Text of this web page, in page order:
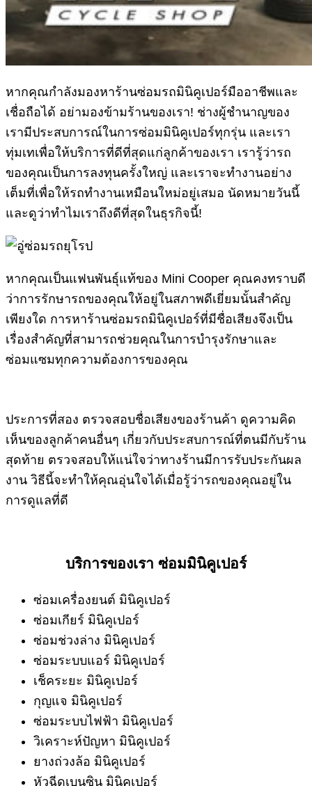
หากคุณกำลังมองหาร้านซ่อมรถมินิคูเปอร์มืออาชีพและ
เชื่อถือได้ อย่ามองข้ามร้านของเรา! ช่างผู้ชำนาญของ
เรามีประสบการณ์ในการซ่อมมินิคูเปอร์ทุกรุ่น และเรา
ทุ่มเทเพื่อให้บริการที่ดีที่สุดแก่ลูกค้าของเรา เรารู้ว่ารถ
ของคุณเป็นการลงทุนครั้งใหญ่ และเราจะทำงานอย่าง
เต็มที่เพื่อให้รถทำงานเหมือนใหม่อยู่เสมอ นัดหมายวันนี้
และดูว่าทำไมเราถึงดีที่สุดในธุรกิจนี้!
หากคุณเป็นแฟนพันธุ์แท้ของ Mini Cooper คุณคงทราบดี
ว่าการรักษารถของคุณให้อยู่ในสภาพดีเยี่ยมนั้นสำคัญ
เพียงใด การหาร้านซ่อมรถมินิคูเปอร์ที่มีชื่อเสียงจึงเป็น
เรื่องสำคัญที่สามารถช่วยคุณในการบำรุงรักษาและ
ซ่อมแซมทุกความต้องการของคุณ
ประการที่สอง ตรวจสอบชื่อเสียงของร้านค้า ดูความคิด
เห็นของลูกค้าคนอื่นๆ เกี่ยวกับประสบการณ์ที่ตนมีกับร้าน
สุดท้าย ตรวจสอบให้แน่ใจว่าทางร้านมีการรับประกันผล
งาน วิธีนี้จะทำให้คุณอุ่นใจได้เมื่อรู้ว่ารถของคุณอยู่ใน
การดูแลที่ดี
บริการของเรา ซ่อมมินิคูเปอร์
ซ่อมเครื่องยนต์ มินิคูเปอร์
ซ่อมเกียร์ มินิคูเปอร์
ซ่อมช่วงล่าง มินิคูเปอร์
ซ่อมระบบแอร์ มินิคูเปอร์
เช็คระยะ มินิคูเปอร์
กุญแจ มินิคูเปอร์
ซ่อมระบบไฟฟ้า มินิคูเปอร์
วิเคราะห์ปัญหา มินิคูเปอร์
ยางถ่วงล้อ มินิคูเปอร์
หัวฉีดเบนซิน มินิคูเปอร์